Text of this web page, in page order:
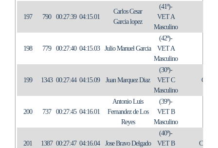
197 790 00:27:39 04:15.01
Carlos Cesar
Garcia lopez
(41º)-
VET A
Masculino
198 779 00:27:40 04:15.03 Julio Manuel Garcia
(42º)-
VET A
Masculino
199 1343 00:27:44 04:15.09 Juan Marquez Diaz
(30º)-
VET C
Masculino
C.A.
200 737 00:27:45 04:16.01
Antonio Luis
Fernandez de Los
Reyes
(39º)-
VET B
Masculino
201 1387 00:27:47 04:16.04 Jose Bravo Delgado
(40º)-
VET B
CLUB